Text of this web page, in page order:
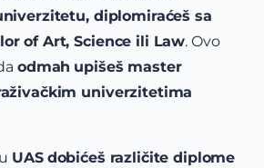
diplomiraćeš sa
of Art, Science ili Law. Ovo
odmah upišeš master
univerzitetima
UAS dobićeš različite diplome